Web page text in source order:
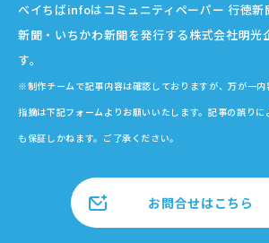
ベイちばinfoはコミュニティペーパー 行徳新
新聞・いちかわ新聞を発行する株式会社明光
す。
※制作チームで記事内容は確認しておりますが、万が一
指摘は下記フォームよりお願いいたします。記事の誤り
も保証しかねます。ご了承ください。
お問合せはこちら